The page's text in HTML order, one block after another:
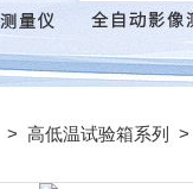
高低温试验箱系列 >